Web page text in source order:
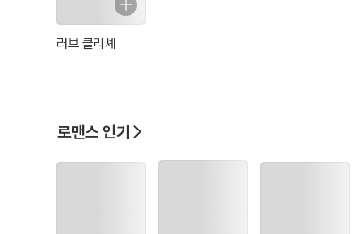
러브 클리셰
로맨스 인기